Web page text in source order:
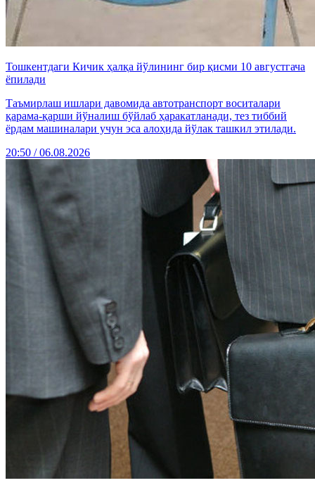
Тошкентдаги Кичик ҳалқа йўлининг бир қисми 10 августгача
ёпилади
Таъмирлаш ишлари давомида автотранспорт воситалари
қарама-қарши йўналиш бўйлаб ҳаракатланади, тез тиббий
ёрдам машиналари учун эса алоҳида йўлак ташкил этилади.
20:50 / 06.08.2026